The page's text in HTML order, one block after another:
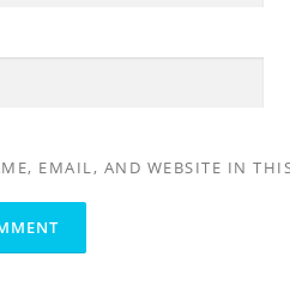
EMAIL, AND WEBSITE IN